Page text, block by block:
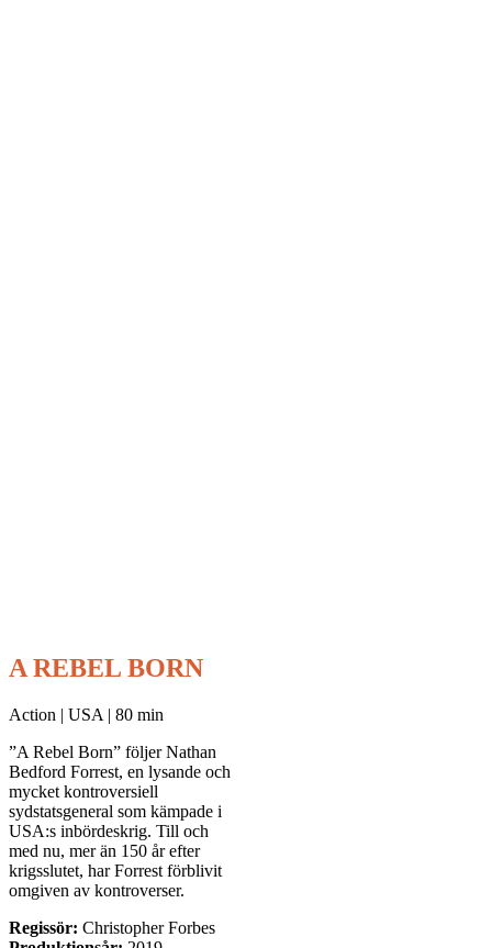
A REBEL BORN
Action | USA | 80 min
”A Rebel Born” följer Nathan
Bedford Forrest, en lysande och
mycket kontroversiell
sydstatsgeneral som kämpade i
USA:s inbördeskrig. Till och
med nu, mer än 150 år efter
krigsslutet, har Forrest förblivit
omgiven av kontroverser.
Regissör: Christopher Forbes